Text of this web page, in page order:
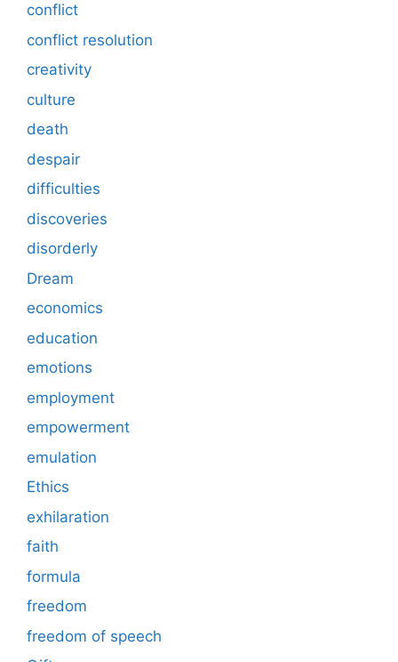
conflict
conflict resolution
creativity
culture
death
despair
difficulties
discoveries
disorderly
Dream
economics
education
emotions
employment
empowerment
emulation
Ethics
exhilaration
faith
formula
freedom
freedom of speech